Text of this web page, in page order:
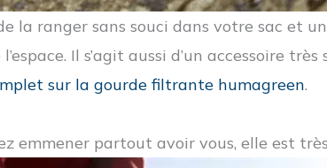
la ranger sans souci dans votre sac et
Il s’agit aussi d’un accessoire
sur la gourde filtrante humagreen.
emmener partout avoir vous, elle est